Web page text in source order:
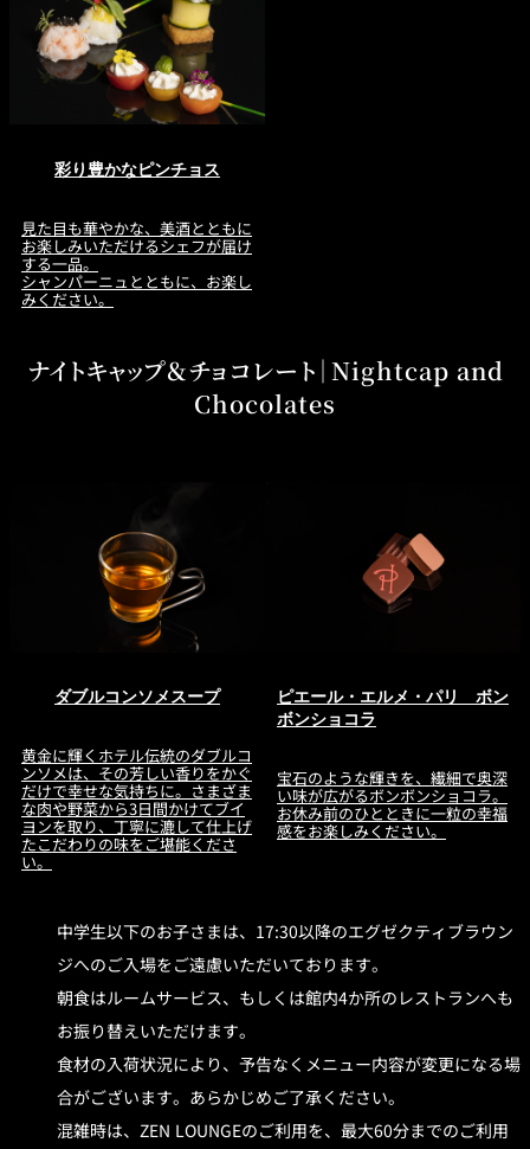
彩り豊かなピンチョス
見た目も華やかな、美酒とともに
お楽しみいただけるシェフが届け
する一品。
シャンパーニュとともに、お楽し
みください。
ナイトキャップ＆チョコレート｜Nightcap and
Chocolates
ダブルコンソメスープ
黄金に輝くホテル伝統のダブルコ
ンソメは、その芳しい香りをかぐ
だけで幸せな気持ちに。さまざま
な肉や野菜から3日間かけてブイ
ヨンを取り、丁寧に漉して仕上げ
たこだわりの味をご堪能くださ
い。
ピエール・エルメ・パリ ボン
ボンショコラ
宝石のような輝きを、繊細で奥深
い味が広がるボンボンショコラ。
お休み前のひとときに一粒の幸福
感をお楽しみください。
中学生以下のお子さまは、17:30以降のエグゼクティブラウン
ジへのご入場をご遠慮いただいております。
朝食はルームサービス、もしくは館内4か所のレストランへも
お振り替えいただけます。
食材の入荷状況により、予告なくメニュー内容が変更になる場
合がございます。あらかじめご了承ください。
混雑時は、ZEN LOUNGEのご利用を、最大60分までのご利用